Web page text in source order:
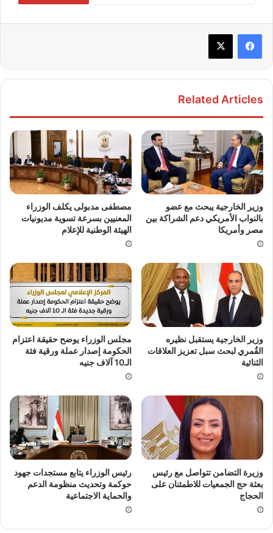
Related Articles
وزير الخارجية يبحث مع عضو
بالنواب الأمريكي دعم الشراكة بين
مصر وأمريكا
مصطفى مدبولى يكلف الوزراء
المعنيين بسرعة تسوية مديونيات
الهيئة الوطنية للإعلام
وزير الخارجية يستقبل نظيره
القُمري لبحث سبل تعزيز العلاقات
الثنائية
مجلس الوزراء يوضح حقيقة اعتزام
الحكومة إصدار عملة ورقية فئة
الـ10 آلاف جنيه
وزيرة التضامن تتواصل مع رئيس
بعثة حج الجمعيات للاطمئنان على
الحجاج
رئيس الوزراء يتابع مستجدات جهود
حوكمة وتحديث منظومة الدعم
والحماية الاجتماعية